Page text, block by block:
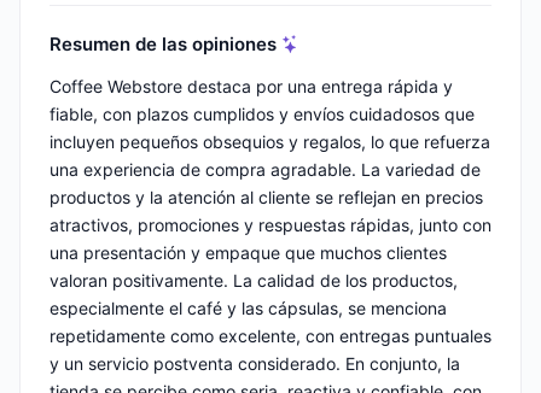
Resumen de las opiniones
Coffee Webstore destaca por una entrega rápida y
fiable, con plazos cumplidos y envíos cuidadosos que
incluyen pequeños obsequios y regalos, lo que refuerza
una experiencia de compra agradable. La variedad de
productos y la atención al cliente se reflejan en precios
atractivos, promociones y respuestas rápidas, junto con
una presentación y empaque que muchos clientes
valoran positivamente. La calidad de los productos,
especialmente el café y las cápsulas, se menciona
repetidamente como excelente, con entregas puntuales
y un servicio postventa considerado. En conjunto, la